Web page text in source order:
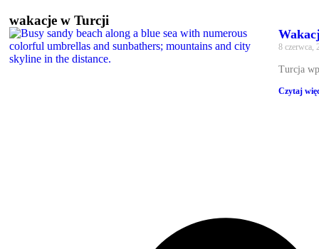
wakacje w Turcji
8 czerwca,
Turcja
Czytaj